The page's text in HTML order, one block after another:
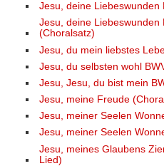
Jesu, deine Liebeswunden
Jesu, deine Liebeswunden
(Choralsatz)
Jesu, du mein liebstes
Jesu, du selbsten wohl
Jesu, Jesu, du bist mein
Jesu, meine Freude
Jesu, meiner Seelen
Jesu, meiner Seelen
Jesu, meines Glaubens
Lied)